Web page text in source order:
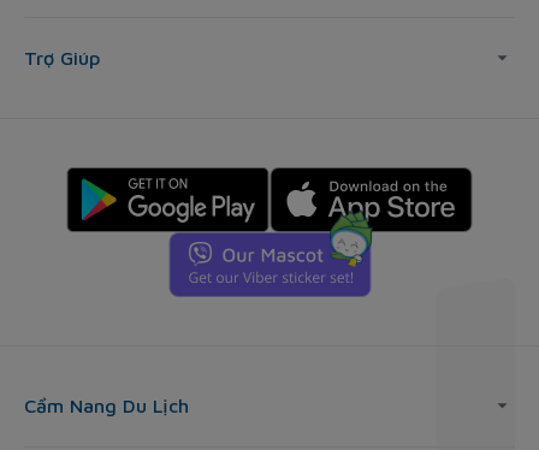
Trợ Giúp
Cẩm Nang Du Lịch